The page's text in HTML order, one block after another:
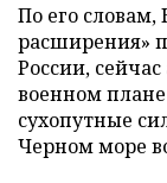
По его
расширения»
России,
военном
сухопутные
Черном море